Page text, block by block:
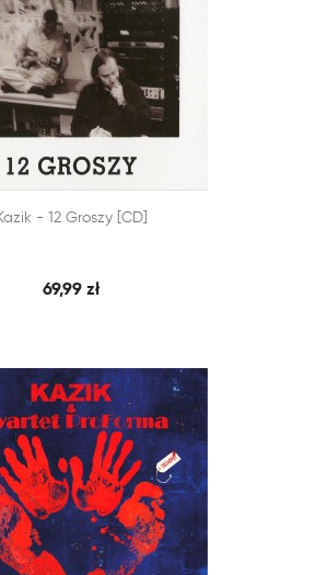
DO KOSZYKA
SZYBKI PODGLĄD
- 12 Groszy [CD]
69,99 zł